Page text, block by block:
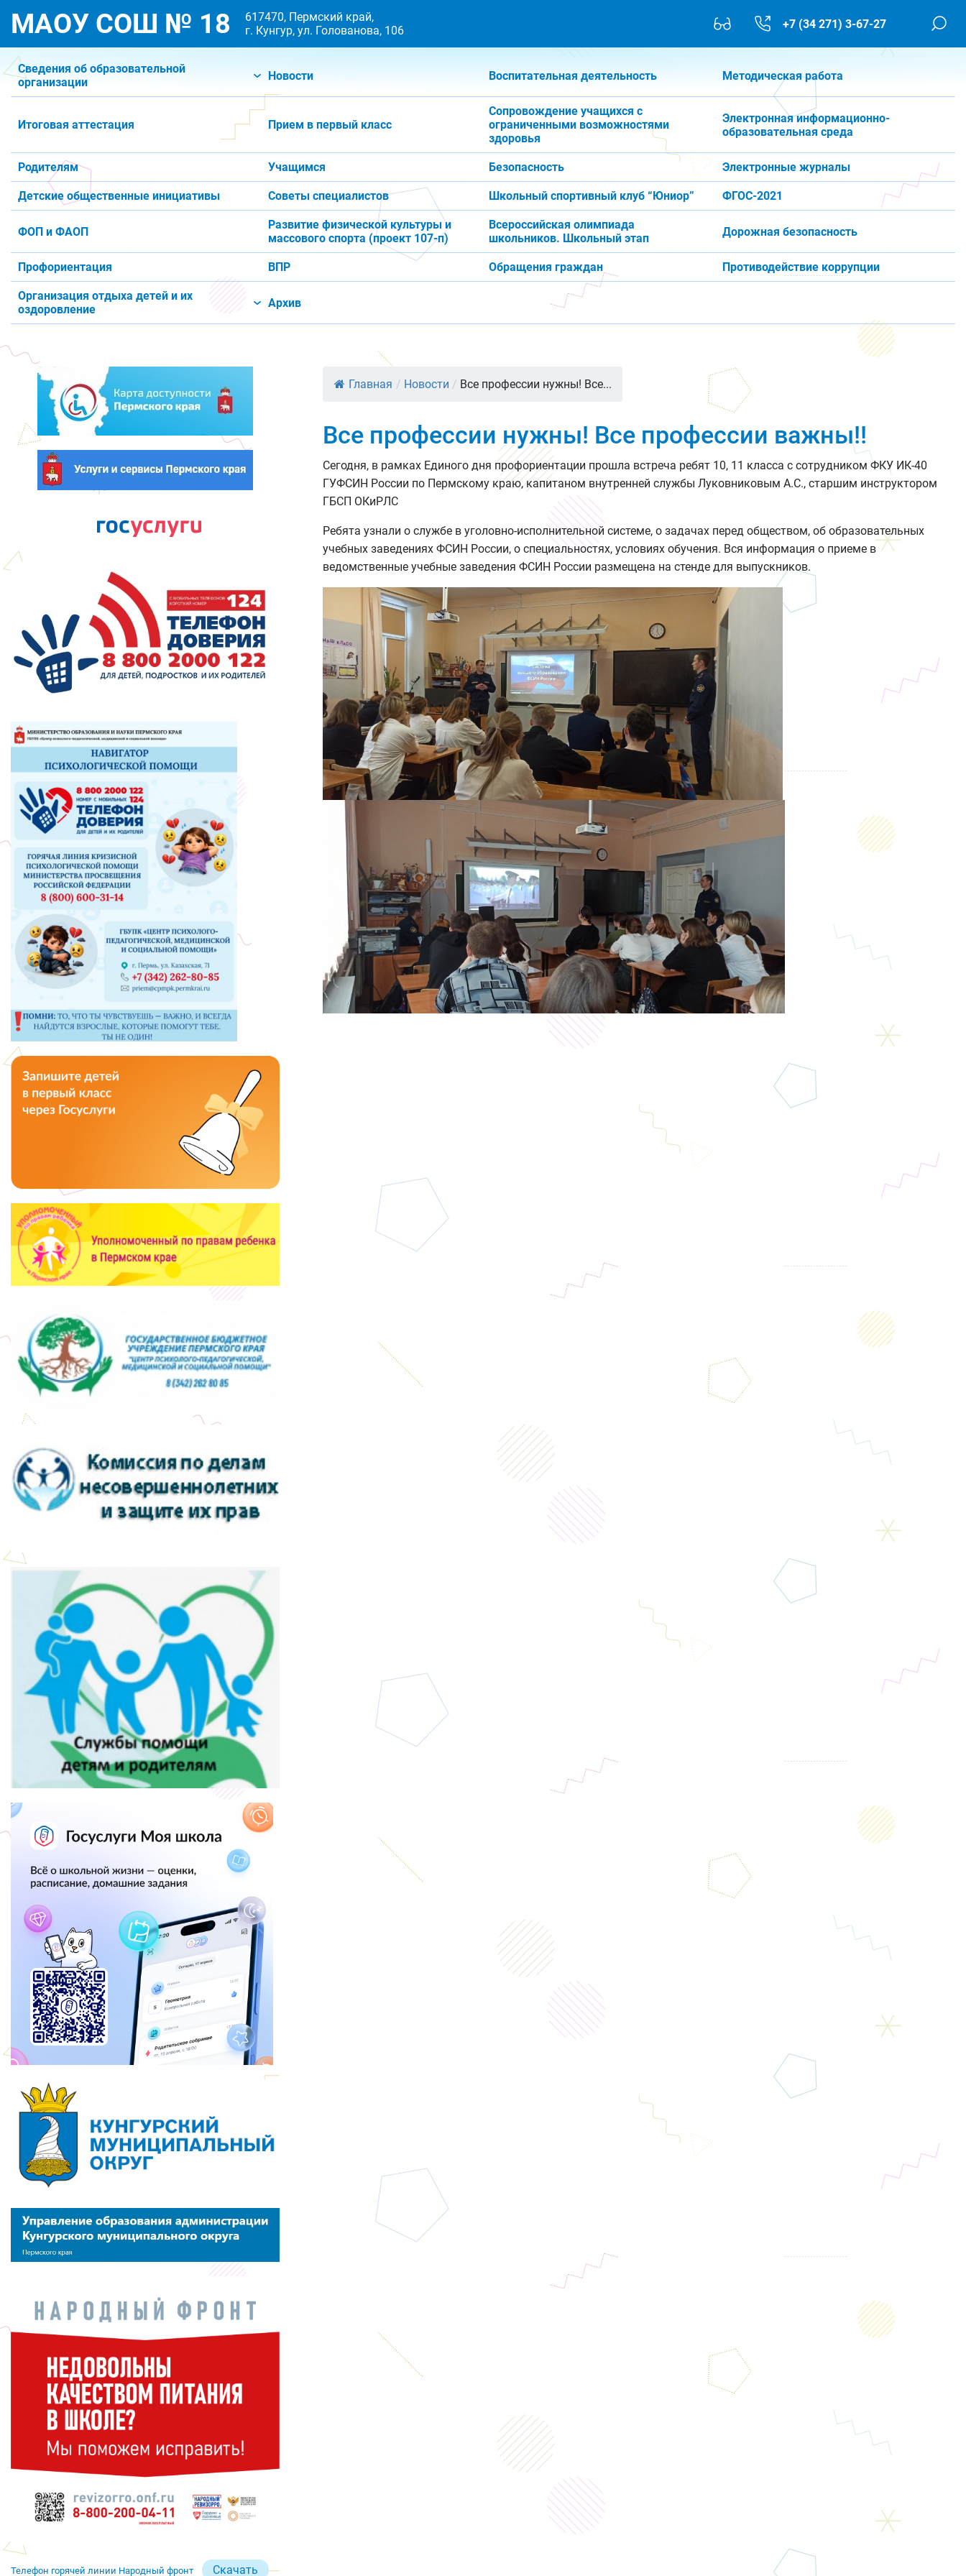
МАОУ СОШ № 18
617470, Пермский край,
г. Кунгур, ул. Голованова, 106
+7 (34 271) 3-67-27
Сведения об образовательной
организации
Новости Воспитательная деятельность Методическая работа
Итоговая аттестация Прием в первый класс
Сопровождение учащихся с
ограниченными возможностями
здоровья
Электронная информационно-
образовательная среда
Родителям Учащимся Безопасность Электронные журналы
Детские общественные инициативы Советы специалистов Школьный спортивный клуб “Юниор” ФГОС-2021
ФОП и ФАОП
Развитие физической культуры и
массового спорта (проект 107-п)
Всероссийская олимпиада
школьников. Школьный этап
Дорожная безопасность
Профориентация ВПР Обращения граждан Противодействие коррупции
Организация отдыха детей и их
оздоровление
Архив
Телефон горячей линии Народный фронт Скачать
Главная / Новости / Все профессии нужны! Все...
Все профессии нужны! Все профессии важны!!
Сегодня, в рамках Единого дня профориентации прошла встреча ребят 10, 11 класса с сотрудником ФКУ ИК-40
ГУФСИН России по Пермскому краю, капитаном внутренней службы Луковниковым А.С., старшим инструктором
ГБСП ОКиРЛС
Ребята узнали о службе в уголовно-исполнительной системе, о задачах перед обществом, об образовательных
учебных заведениях ФСИН России, о специальностях, условиях обучения. Вся информация о приеме в
ведомственные учебные заведения ФСИН России размещена на стенде для выпускников.